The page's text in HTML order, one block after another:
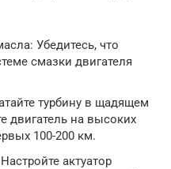
Убедитесь, что
смазки двигателя
турбину в щадящем
двигатель на высоких
100-200 км.
актуатор